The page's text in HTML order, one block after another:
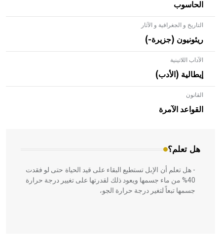
الحاسوب
التاريخ و الجغرافية و الآثار
ريئونيون (جزيرة-)
الآداب اللاتينية
إيطالية (الأدب)
القانون
القواعد الآمرة
هل تعلم؟
- هل تعلم أن الأبلق نوع من الفنون الهندسية التي ارتبطت
بالعمارة الإسلامية في بلاد الشام ومصر خاصة، حيث يحرص
المعمار على بناء مداميكه وخاصة في الواجهات
- هل تعلم أن الإبل تستطيع البقاء على قيد الحياة حتى لو فقدت
40% من ماء جسمها ويعود ذلك لقدرتها على تغيير درجة حرارة
جسمها تبعاً لتغير درجة حرارة الجو،